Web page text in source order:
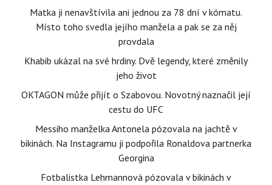
Matka ji nenavštívila ani jednou za 78 dní v kómatu.
Místo toho svedla jejího manžela a pak se za něj
provdala
Khabib ukázal na své hrdiny. Dvě legendy, které změnily
jeho život
OKTAGON může přijít o Szabovou. Novotný naznačil její
cestu do UFC
Messiho manželka Antonela pózovala na jachtě v
bikinách. Na Instagramu ji podpořila Ronaldova partnerka
Georgina
Fotbalistka Lehmannová pózovala v bikinách v